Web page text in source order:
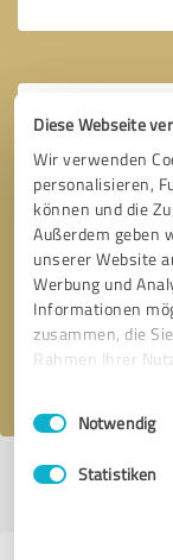
Diese Webseite
Wir verwenden
personalisieren,
können und die
Außerdem geben
unserer Website
Werbung und
Informationen
zusammen, die
Rahmen Ihrer
Impressum
Notwendig
Statistiken
Bitte um
Ich stimme den
Profil aktiv seit